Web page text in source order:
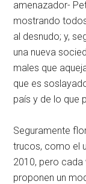
amenazador-
mostrando
al desnudo; y,
una nueva
males que
que es
país y de lo que
Seguramente
trucos, como el
2010, pero cada
proponen un